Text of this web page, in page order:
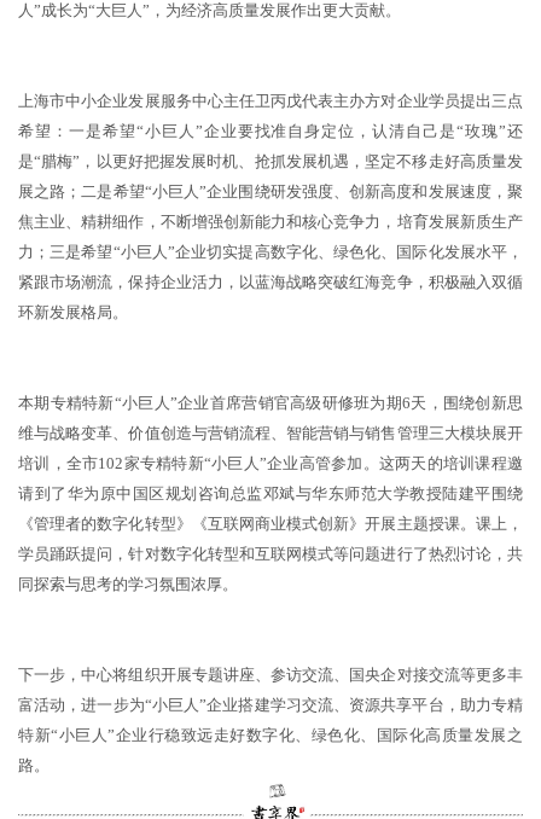
人”成长为“大巨人”，为经济高质量发展作出更大贡献。
上海市中小企业发展服务中心主任卫丙戊代表主办方对企业学员提出三点
希望：一是希望“小巨人”企业要找准自身定位，认清自己是“玫瑰”还
是“腊梅”，以更好把握发展时机、抢抓发展机遇，坚定不移走好高质量发
展之路；二是希望“小巨人”企业围绕研发强度、创新高度和发展速度，聚
焦主业、精耕细作，不断增强创新能力和核心竞争力，培育发展新质生产
力；三是希望“小巨人”企业切实提高数字化、绿色化、国际化发展水平，
紧跟市场潮流，保持企业活力，以蓝海战略突破红海竞争，积极融入双循
环新发展格局。
本期专精特新“小巨人”企业首席营销官高级研修班为期6天，围绕创新思
维与战略变革、价值创造与营销流程、智能营销与销售管理三大模块展开
培训，全市102家专精特新“小巨人”企业高管参加。这两天的培训课程邀
请到了华为原中国区规划咨询总监邓斌与华东师范大学教授陆建平围绕
《管理者的数字化转型》《互联网商业模式创新》开展主题授课。课上，
学员踊跃提问，针对数字化转型和互联网模式等问题进行了热烈讨论，共
同探索与思考的学习氛围浓厚。
下一步，中心将组织开展专题讲座、参访交流、国央企对接交流等更多丰
富活动，进一步为“小巨人”企业搭建学习交流、资源共享平台，助力专精
特新“小巨人”企业行稳致远走好数字化、绿色化、国际化高质量发展之
路。